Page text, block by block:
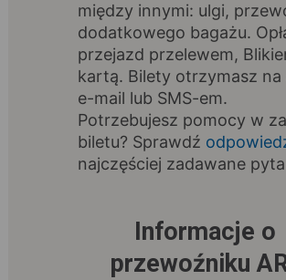
między innymi: ulgi,
dodatkowego bagażu.
przejazd przelewem,
kartą. Bilety otrzymasz na
e-mail lub SMS-em.
Potrzebujesz pomocy w
biletu? Sprawdź
najczęściej zadawane
Informacje o
przewoźniku